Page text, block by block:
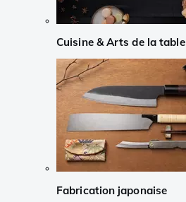
Cuisine & Arts de la table
Fabrication japonaise